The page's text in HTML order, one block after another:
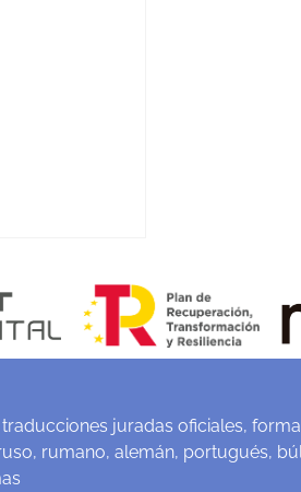
juradas oficiales,
rumano, alemán, portugués,